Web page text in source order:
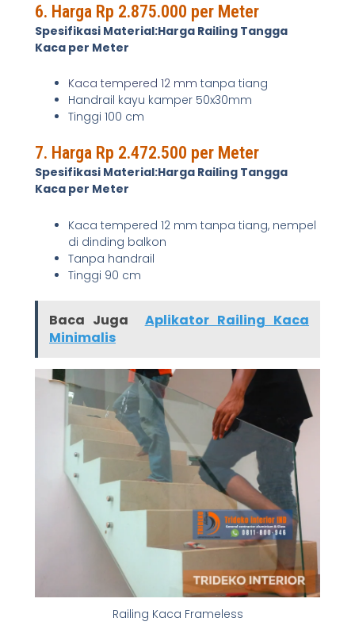
6. Harga Rp 2.875.000 per Meter
Spesifikasi Material:Harga Railing Tangga
Kaca per Meter
Kaca tempered 12 mm tanpa tiang
Handrail kayu kamper 50x30mm
Tinggi 100 cm
7. Harga Rp 2.472.500 per Meter
Spesifikasi Material:Harga Railing Tangga
Kaca per Meter
Kaca tempered 12 mm tanpa tiang, nempel
di dinding balkon
Tanpa handrail
Tinggi 90 cm
Baca Juga
Aplikator Railing Kaca
Minimalis
Railing Kaca Frameless